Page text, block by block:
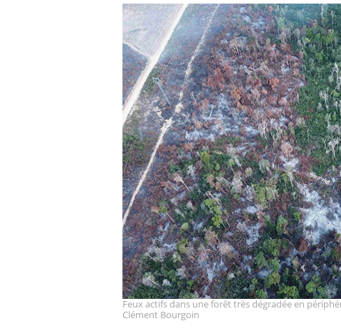
Feux actifs dans une forêt très dégradée en
Clément Bourgoin